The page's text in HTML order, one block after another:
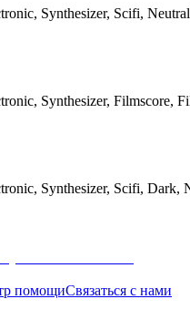
Synthesizer, Scifi,
Synthesizer, Filmscore,
Synthesizer, Scifi, Dark,
помощиСвязаться с нами